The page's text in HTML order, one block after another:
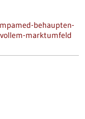
behaupten-
marktumfeld